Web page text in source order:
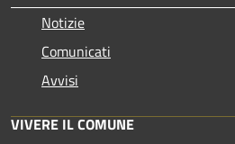
Notizie
Comunicati
Avvisi
VIVERE IL COMUNE